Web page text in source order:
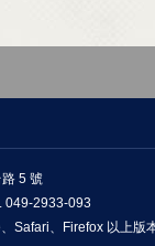
5 號
049-2933-093
Safari、Firefox 以上版